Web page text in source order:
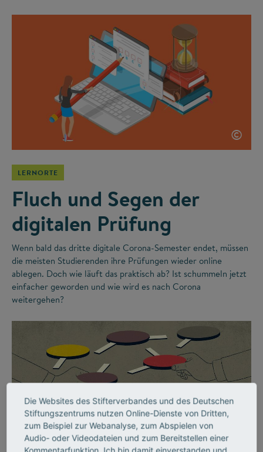
©
LERNORTE
Fluch und Segen der
digitalen Prüfung
Wenn bald das dritte digitale Corona-Semester endet, müssen
die meisten Studierenden ihre Prüfungen wieder online
ablegen. Doch wie läuft das praktisch ab? Ist schummeln jetzt
einfacher geworden und wie wird es nach Corona
weitergehen?
Die Websites des Stifterverbandes und des Deutschen
Stiftungszentrums nutzen Online-Dienste von Dritten,
zum Beispiel zur Webanalyse, zum Abspielen von
Audio- oder Videodateien und zum Bereitstellen einer